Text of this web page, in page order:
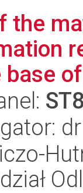
the